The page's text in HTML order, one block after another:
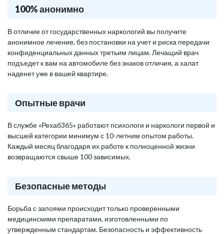
100% анонимно
В отличие от государственных наркологий вы получите
анонимное лечение, без постановки на учет и риска передачи
конфиденциальных данных третьим лицам. Лечащий врач
подъедет к вам на автомобиле без знаков отличия, а халат
наденет уже в вашей квартире.
Опытные врачи
В службе «Рехаб365» работают психологи и наркологи первой и
высшей категории минимум с 10-летним опытом работы.
Каждый месяц благодаря их работе к полноценной жизни
возвращаются свыше 100 зависимых.
Безопасные методы
Борьба с запоями происходит только проверенными
медицинскими препаратами, изготовленными по
утвержденным стандартам. Безопасность и эффективность